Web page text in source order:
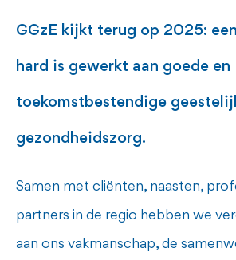
GGzE kijkt terug op 2025:
hard is gewerkt aan goede en
toekomstbestendige
gezondheidszorg.
Samen met cliënten, naasten,
partners in de regio hebben we
aan ons vakmanschap, de